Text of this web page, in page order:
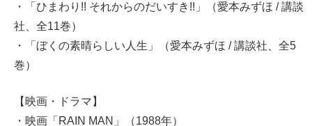
・「ひまわり!! それからのだいすき!!」（愛本みずほ / 講談
社、全11巻）
・「ぼくの素晴らしい人生」（愛本みずほ / 講談社、全5
巻）
【映画・ドラマ】
・映画「RAIN MAN」（1988年）